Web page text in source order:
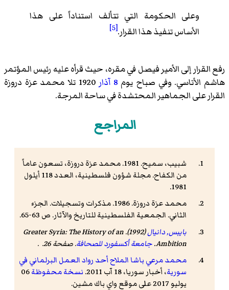
وعلى الحكومة التي تتألف استناداً على هذا
الأساس تنفيذ هذا القرار.[5]
رفع القرار إلى الأمير فيصل في مقره، حيث قرأه عليه رئيس المؤتمر
هاشم الأتاسي. وفي صباح يوم 8 آذار
1920 تلا محمد عزة دروزة
القرار على الجماهير المحتشدة في ساحة المرجة.
المراجع
شبيب، سميح. 1981. محمد عزة دروزة، تسعون عاماً
من الكفاح. مجلة شؤون فلسطينية، العدد 118 أيلول
1981.
محمد عزة دروزة. 1986. مذكرات وتسجيلات. الجزء
الثاني. الجمعية الفلسطينية للتاريخ والآثار. ص 63-65.
بايبس, دانيال(1992).
Greater Syria: The History of an
Ambition
.جامعة أكسفورد للصحافة. صفحة 26. .
محمد مرعي باشا الملاح أحد رواد العمل البرلماني في
سورية، أخبار سوريا، 18 آب 2011. نسخة محفوظة06
يوليو 2017 على موقع واي باك مشين.